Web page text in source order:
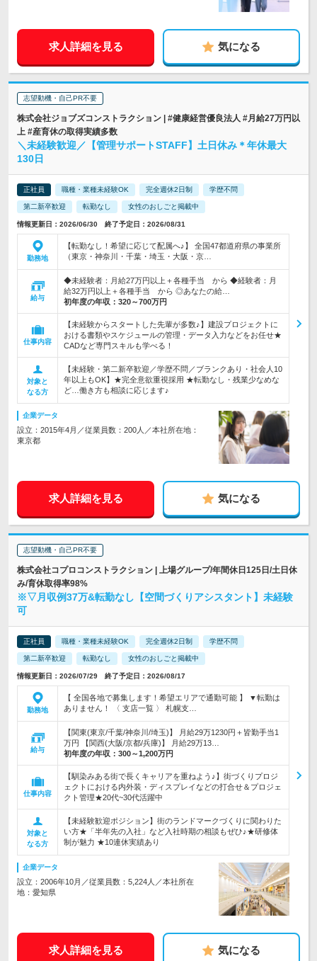
求人詳細を見る 気になる
志望動機・自己PR不要
株式会社ジョブズコンストラクション | #健康経営優良法人 #月給27万円以
上 #産育休の取得実績多数
＼未経験歓迎／【管理サポートSTAFF】土日休み＊年休最大
130日
正社員 職種・業種未経験OK 完全週休2日制 学歴不問
第二新卒歓迎 転勤なし 女性のおしごと掲載中
情報更新日：2026/06/30 終了予定日：2026/08/31
勤務地
【転勤なし！希望に応じて配属へ♪】 全国47都道府県の事業所
（東京・神奈川・千葉・埼玉・大阪・京…
給与
◆未経験者：月給27万円以上＋各種手当 から ◆経験者：月
給32万円以上＋各種手当 から ◎あなたの給…
初年度の年収： 320～700万円
仕事内容
【未経験からスタートした先輩が多数♪】建設プロジェクトに
おける書類やスケジュールの管理・データ入力などをお任せ★
CADなど専門スキルも学べる！
対象と
なる方
【未経験・第二新卒歓迎／学歴不問／ブランクあり・社会人10
年以上もOK】★完全意欲重視採用 ★転勤なし・残業少なめな
ど…働き方も相談に応じます♪
企業データ
設立：2015年4月／従業員数：200人／本社所在地：
東京都
求人詳細を見る 気になる
志望動機・自己PR不要
株式会社コプロコンストラクション | 上場グループ/年間休日125日/土日休
み/育休取得率98%
※▽月収例37万&転勤なし【空間づくりアシスタント】未経験
可
正社員 職種・業種未経験OK 完全週休2日制 学歴不問
第二新卒歓迎 転勤なし 女性のおしごと掲載中
情報更新日：2026/07/29 終了予定日：2026/08/17
勤務地
【 全国各地で募集します！希望エリアで通勤可能 】 ▼転勤は
ありません！ 〈 支店一覧 〉 札幌支…
給与
【関東(東京/千葉/神奈川/埼玉)】 月給29万1230円＋皆勤手当1
万円 【関西(大阪/京都/兵庫)】 月給29万13…
初年度の年収： 300～1,200万円
仕事内容
【馴染みある街で長くキャリアを重ねよう♪】街づくりプロジ
ェクトにおける内外装・ディスプレイなどの打合せ＆プロジェ
クト管理★20代~30代活躍中
対象と
なる方
【未経験歓迎ポジション】街のランドマークづくりに関わりた
い方★「半年先の入社」など入社時期の相談もぜひ♪★研修体
制が魅力 ★10連休実績あり
企業データ
設立：2006年10月／従業員数：5,224人／本社所在
地：愛知県
求人詳細を見る 気になる